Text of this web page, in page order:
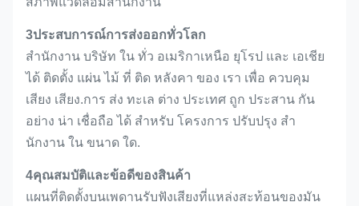
3ประสบการณ์การส่งออกทั่วโลก
สํานักงาน บริษัท ใน ทั่ว อเมริกาเหนือ ยุโรป และ เอเชีย
ได้ ติดตั้ง แผ่น ไม้ ที่ ติด หลังคา ของ เรา เพื่อ ควบคุม
เสียง เสียง.การ ส่ง ทะเล ต่าง ประเทศ ถูก ประสาน กัน
อย่าง น่า เชื่อถือ ได้ สําหรับ โครงการ ปรับปรุง สํา
นักงาน ใน ขนาด ใด.
4คุณสมบัติและข้อดีของสินค้า
แผนที่ติดตั้งบนเพดานรับฟังเสียงที่แหล่งสะท้อนของมัน